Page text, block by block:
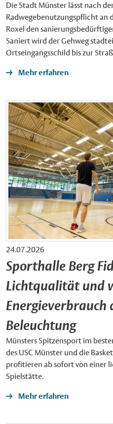
Die Stadt Münster lässt nach
Radwegebenutzungspflicht an
Roxel den
Saniert wird der Gehweg
Ortseingangsschild bis zur
Mehr erfahren
24.07.2026
Sporthalle Berg
Lichtqualität und
Energieverbrauch
Beleuchtung
Münsters Spitzensport im
des USC Münster und die
profitieren ab sofort von einer
Spielstätte.
Mehr erfahren